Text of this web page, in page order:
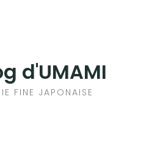
d'UMAMI
FINE JAPONAISE